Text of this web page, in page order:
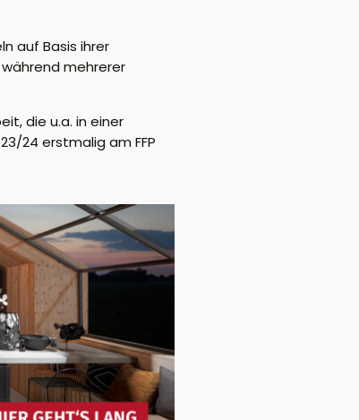
auf Basis ihrer
während mehrerer
die u.a. in einer
24 erstmalig am FFP